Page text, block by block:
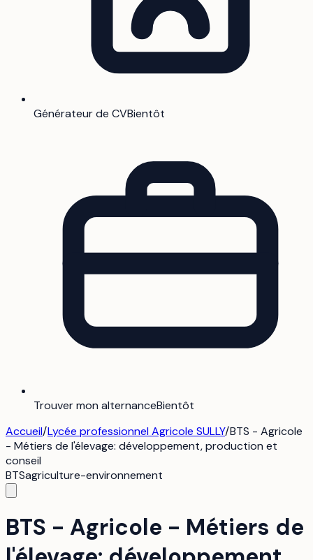
Générateur de CVBientôt
Trouver mon alternanceBientôt
Accueil/Lycée professionnel Agricole SULLY/BTS - Agricole
- Métiers de l'élevage: développement, production et
conseil
BTSagriculture-environnement
BTS - Agricole - Métiers de